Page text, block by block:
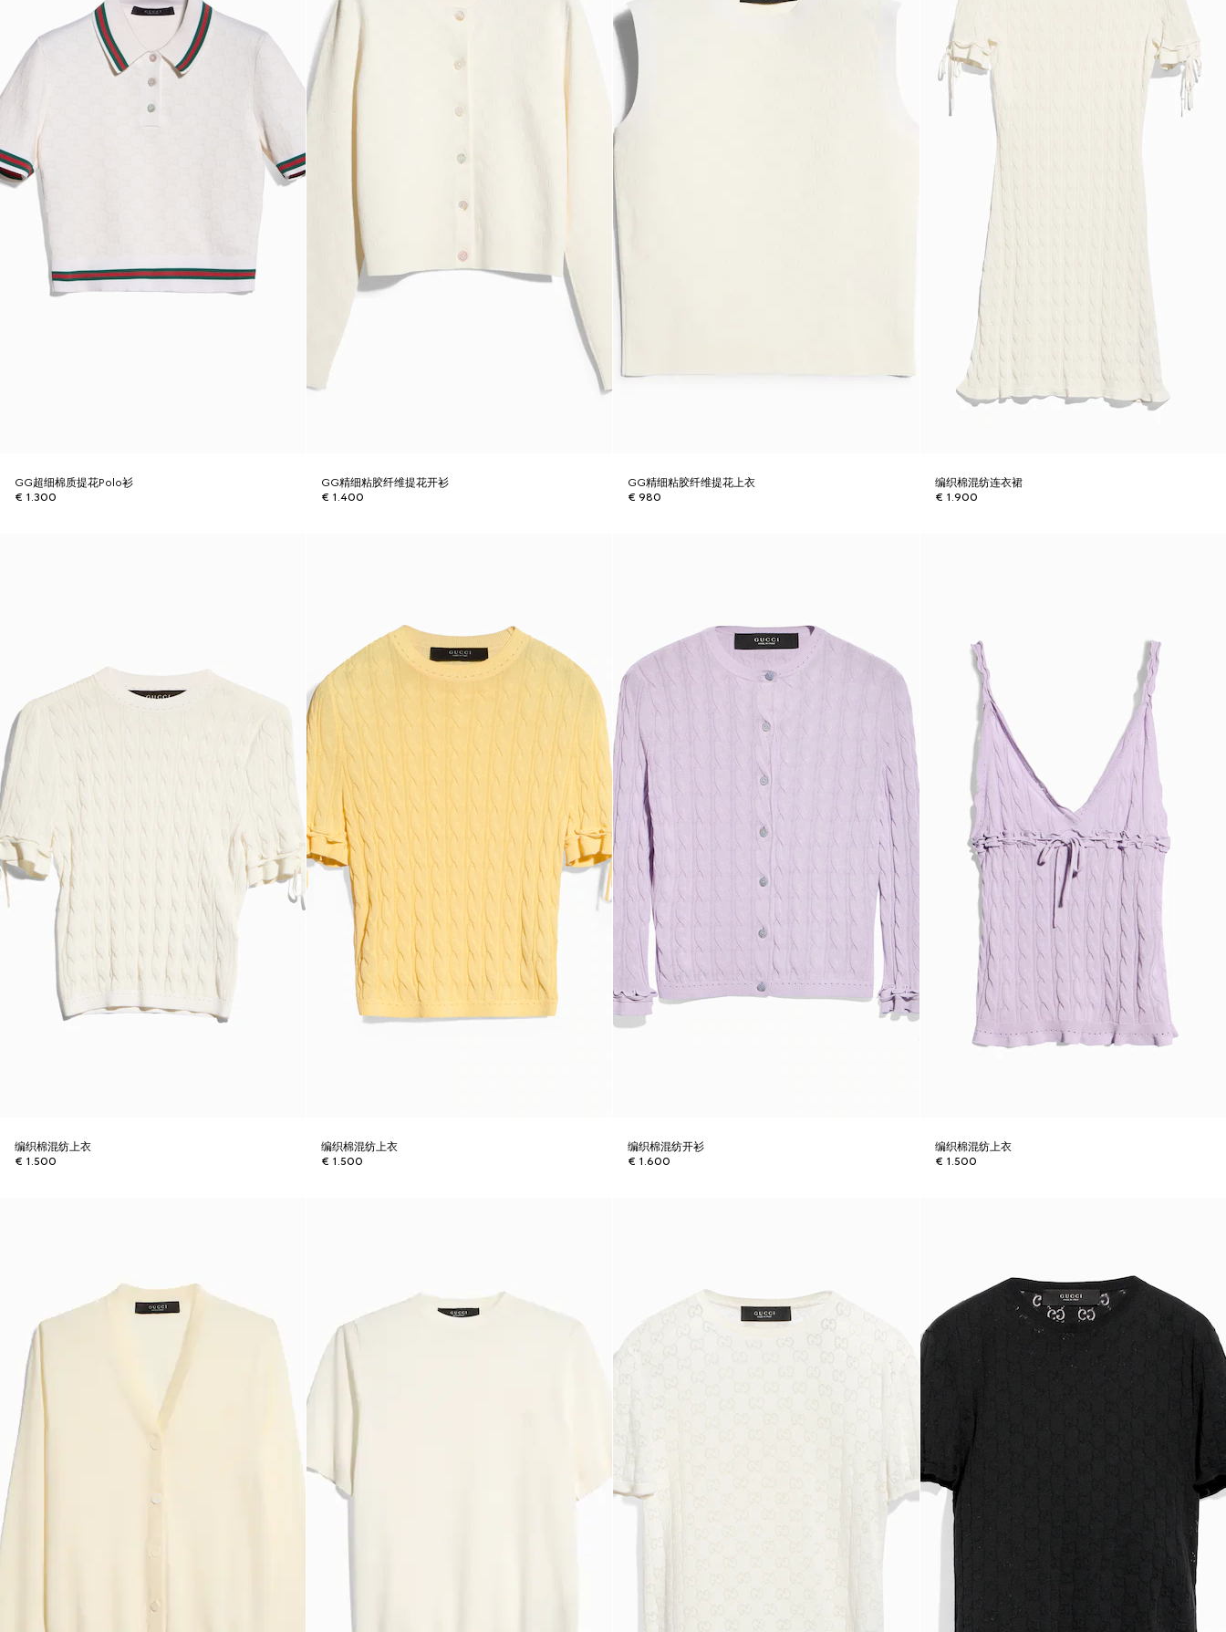
GG超细棉质提花Polo衫
€ 1.300
GG精细粘胶纤维提花开衫
€ 1.400
GG精细粘胶纤维提花上衣
€ 980
编织棉混纺连衣裙
€ 1.900
编织棉混纺上衣
€ 1.500
编织棉混纺上衣
€ 1.500
编织棉混纺开衫
€ 1.600
编织棉混纺上衣
€ 1.500